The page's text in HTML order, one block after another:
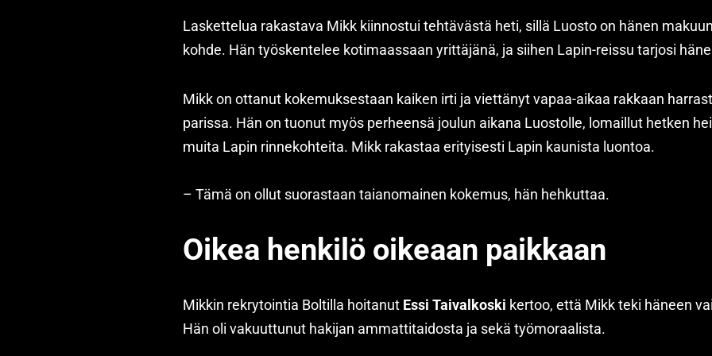
Laskettelua rakastava Mikk kiinnostui tehtävästä heti, sillä Luosto on hänen
kohde. Hän työskentelee kotimaassaan yrittäjänä, ja siihen Lapin-reissu tarjosi
Mikk on ottanut kokemuksestaan kaiken irti ja viettänyt vapaa-aikaa rakkaan
parissa. Hän on tuonut myös perheensä joulun aikana Luostolle, lomaillut hetken
muita Lapin rinnekohteita. Mikk rakastaa erityisesti Lapin kaunista luontoa.
– Tämä on ollut suorastaan taianomainen kokemus, hän hehkuttaa.
Oikea henkilö oikeaan paikkaan
Mikkin rekrytointia Boltilla hoitanut Essi Taivalkoski kertoo, että Mikk teki häneen
Hän oli vakuuttunut hakijan ammattitaidosta ja sekä työmoraalista.